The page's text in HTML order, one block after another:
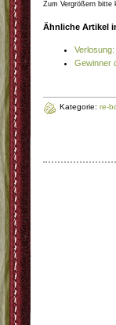
Zum Vergrößern bitte
Ähnliche Artikel
Gewinner
Kategorie: re-